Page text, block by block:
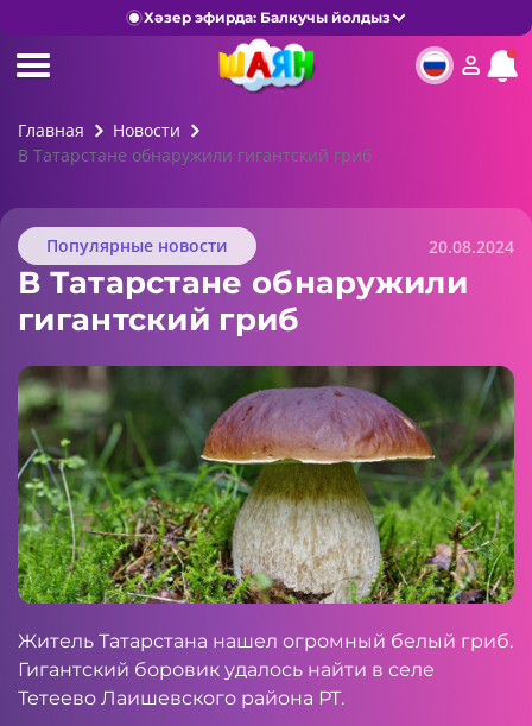
Хәзер эфирда: Балкучы йолдыз
Главная
Новости
В Татарстане обнаружили гигантский гриб
Популярные новости 20.08.2024
В Татарстане обнаружили
гигантский гриб
Житель Татарстана нашел огромный белый гриб.
Гигантский боровик удалось найти в селе
Тетеево Лаишевского района РТ.